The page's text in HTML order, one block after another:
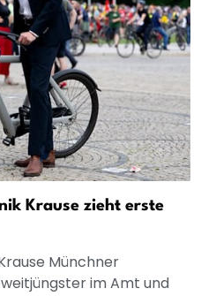
Krause zieht erste
Münchner
im Amt und